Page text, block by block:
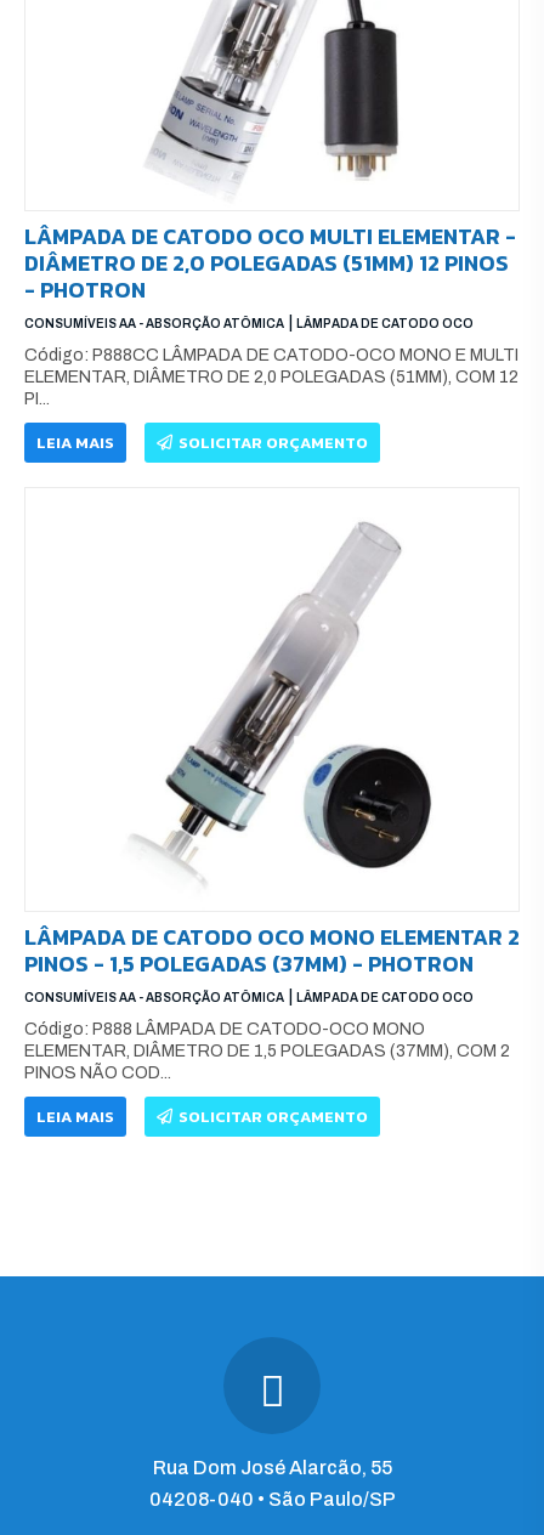
LÂMPADA DE CATODO OCO MULTI ELEMENTAR -
DIÂMETRO DE 2,0 POLEGADAS (51MM) 12 PINOS
- PHOTRON
CONSUMÍVEIS AA - ABSORÇÃO ATÔMICA LÂMPADA DE CATODO OCO
Código: P888CC LÂMPADA DE CATODO-OCO MONO E MULTI
ELEMENTAR, DIÂMETRO DE 2,0 POLEGADAS (51MM), COM 12
PI...
LEIA MAIS SOLICITAR ORÇAMENTO
LÂMPADA DE CATODO OCO MONO ELEMENTAR 2
PINOS - 1,5 POLEGADAS (37MM) - PHOTRON
CONSUMÍVEIS AA - ABSORÇÃO ATÔMICA LÂMPADA DE CATODO OCO
Código: P888 LÂMPADA DE CATODO-OCO MONO
ELEMENTAR, DIÂMETRO DE 1,5 POLEGADAS (37MM), COM 2
PINOS NÃO COD...
LEIA MAIS SOLICITAR ORÇAMENTO
Rua Dom José Alarcão, 55
04208-040 • São Paulo/SP